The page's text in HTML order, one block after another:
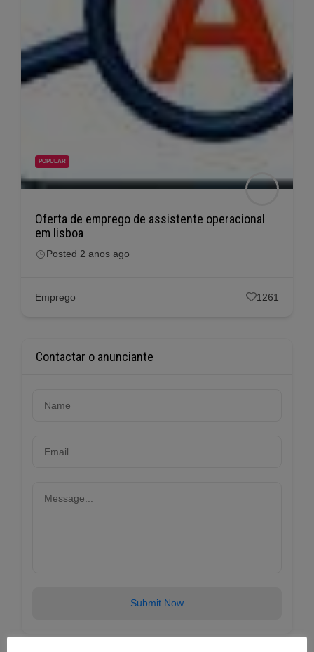
POPULAR
Oferta de emprego de assistente técnico em
pombal
Posted 2 anos ago
Emprego 1139
Contactar o anunciante
Submit Now